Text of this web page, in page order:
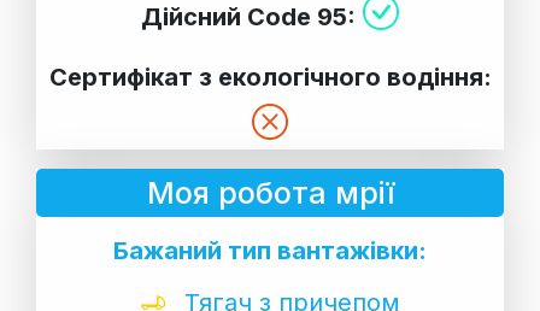
Дійсний Code 95:
Сертифікат з екологічного водіння:
Моя робота мрії
Бажаний тип вантажівки:
Тягач з причепом